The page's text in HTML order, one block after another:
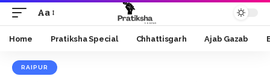
Font
Resizer
Aa
Home Pratiksha Special Chhattisgarh Ajab Gazab
RAIPUR